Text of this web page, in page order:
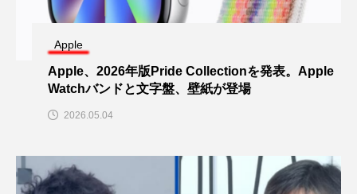
Apple
Apple、2026年版Pride Collectionを発表。Apple
Watchバンドと文字盤、壁紙が登場
2026.05.04